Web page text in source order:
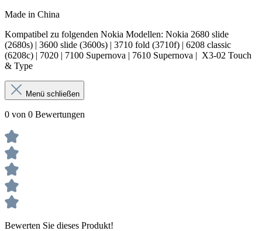
Made in China
Kompatibel zu folgenden Nokia Modellen: Nokia 2680 slide
(2680s) | 3600 slide (3600s) | 3710 fold (3710f) | 6208 classic
(6208c) | 7020 | 7100 Supernova | 7610 Supernova | X3-02 Touch
& Type
Menü schließen
0 von 0 Bewertungen
Bewerten Sie dieses Produkt!